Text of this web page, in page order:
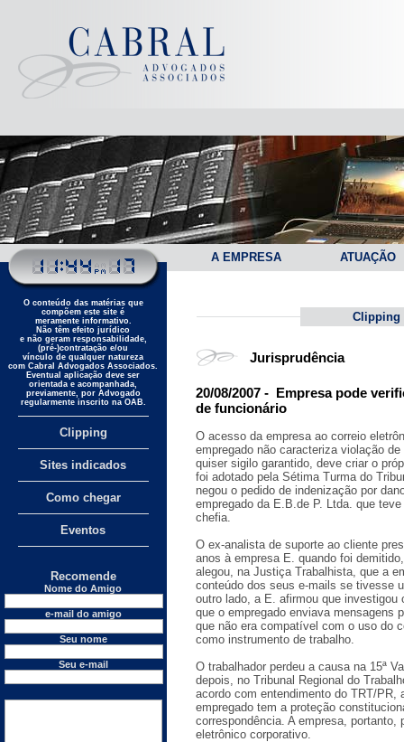
A EMPRESA ATUAÇÃO
O conteúdo das matérias que
compõem este site é
meramente informativo.
Não têm efeito jurídico
e não geram responsabilidade,
(pré-)contratação e/ou
vínculo de qualquer natureza
com Cabral Advogados Associados.
Eventual aplicação deve ser
orientada e acompanhada,
previamente, por Advogado
regularmente inscrito na OAB.
Clipping
Sites indicados
Como chegar
Eventos
Recomende
Nome do Amigo
e-mail do amigo
Seu nome
Seu e-mail
Clipping
Jurisprudência
20/08/2007 - Empresa pode
de funcionário
O acesso da empresa ao correio
empregado não caracteriza violação
quiser sigilo garantido, deve criar o
foi adotado pela Sétima Turma do
negou o pedido de indenização por
empregado da E.B.de P. Ltda. que
chefia.
O ex-analista de suporte ao cliente
anos à empresa E. quando foi
alegou, na Justiça Trabalhista, que a
conteúdo dos seus e-mails se tivesse
outro lado, a E. afirmou que investigou
que o empregado enviava mensagens
que não era compatível com o uso do
como instrumento de trabalho.
O trabalhador perdeu a causa na 15ª
depois, no Tribunal Regional do
acordo com entendimento do TRT/PR,
empregado tem a proteção
correspondência. A empresa, portanto,
eletrônico corporativo.